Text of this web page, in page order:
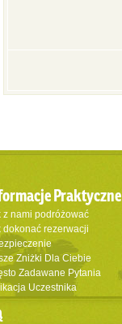
Praktyczne
z nami podróżować
dokonać rezerwacji
Zniżki Dla Ciebie
Zadawane Pytania
Uczestnika